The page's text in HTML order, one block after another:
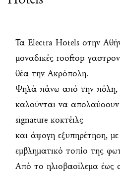
Τα Electra Hotels στην
μοναδικές rooftop
θέα την Ακρόπολη.
Ψηλά πάνω από την πόλη,
καλούνται να απολαύσουν
signature κοκτέιλς
και άψογη εξυπηρέτηση,
εμβληματικό τοπίο της
Από το ηλιοβασίλεμα έως